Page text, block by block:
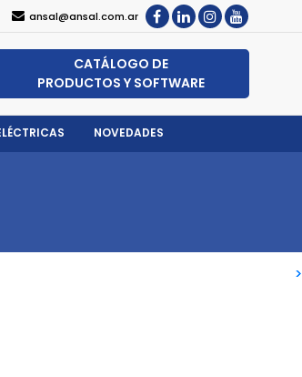
ansal@ansal.com.ar
CATÁLOGO DE
PRODUCTOS Y SOFTWARE
NOVEDADES
>
>